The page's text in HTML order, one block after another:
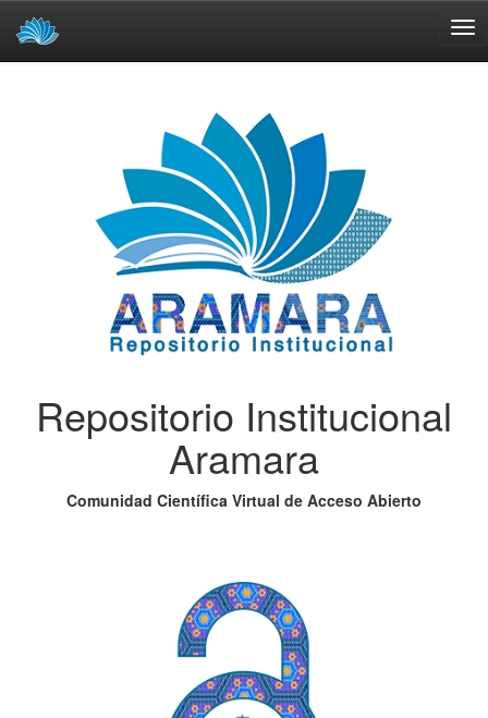
Repositorio Institucional
Aramara
Comunidad Científica Virtual de Acceso Abierto